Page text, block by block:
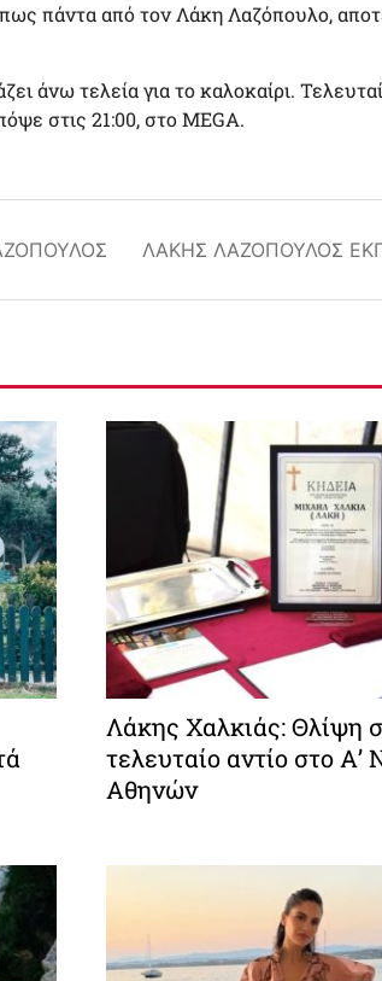
πάντα από τον Λάκη Λαζόπουλο,
άνω τελεία για το καλοκαίρι.
στις 21:00, στο MEGA.
ΛΆΚΗΣ ΛΑΖΌΠΟΥΛΟΣ
Λάκης Χαλκιάς: Θλίψη
τελευταίο αντίο στο Α’
Αθηνών